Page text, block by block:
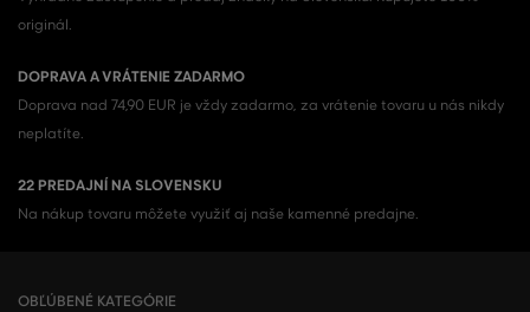
originál.
DOPRAVA A VRÁTENIE ZADARMO
Doprava nad 74,90 EUR je vždy zadarmo, za vrátenie tovaru u nás nikdy
neplatíte.
22 PREDAJNÍ NA SLOVENSKU
Na nákup tovaru môžete využiť aj naše kamenné predajne.
OBĽÚBENÉ KATEGÓRIE